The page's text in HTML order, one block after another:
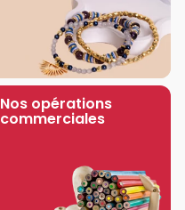
Nos opérations
commerciales